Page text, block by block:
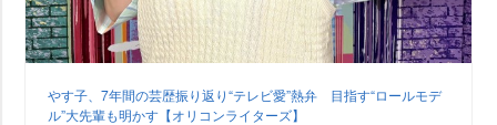
す子、7年間の芸歴振り返り“テレビ愛”熱弁 目指す“ロールモデ
ル”大先輩も明かす【オリコンライターズ】